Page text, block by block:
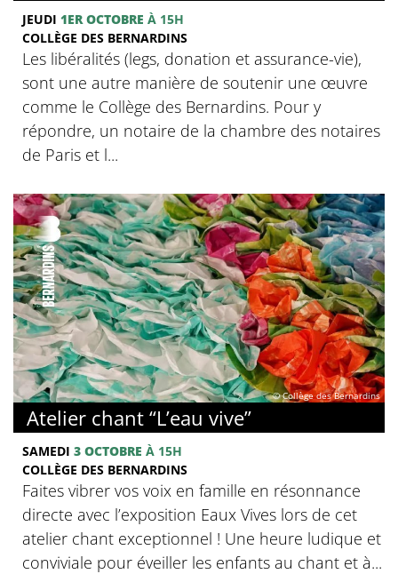
JEUDI 1ER OCTOBRE À 15H
COLLÈGE DES BERNARDINS
Les libéralités (legs, donation et assurance-vie),
sont une autre manière de soutenir une œuvre
comme le Collège des Bernardins. Pour y
répondre, un notaire de la chambre des notaires
de Paris et l...
© Collège des Bernardins
Atelier chant “L’eau vive”
SAMEDI 3 OCTOBRE À 15H
COLLÈGE DES BERNARDINS
Faites vibrer vos voix en famille en résonnance
directe avec l’exposition Eaux Vives lors de cet
atelier chant exceptionnel ! Une heure ludique et
conviviale pour éveiller les enfants au chant et à...